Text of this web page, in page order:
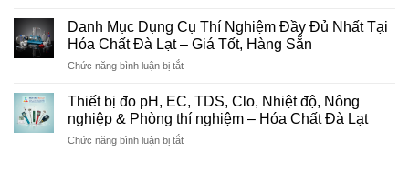
Thiết
Nghiệm
Tín
Tại
tại
Đà
–
Chất
Đà
đầy
mục
hóa
chất
phòng
nghiệm
&
cấy
Danh Mục Dụng Cụ Thí Nghiệm Đầy Đủ Nhất Tại
Hóa Chất Đà Lạt – Giá Tốt, Hàng Sẵn
Chức năng bình luận bị tắtở
Mục
Dụng
Cụ
Thí
Thiết bị đo pH, EC, TDS, Clo, Nhiệt độ, Nông
nghiệp & Phòng thí nghiệm – Hóa Chất Đà Lạt
Chức năng bình luận bị tắtở